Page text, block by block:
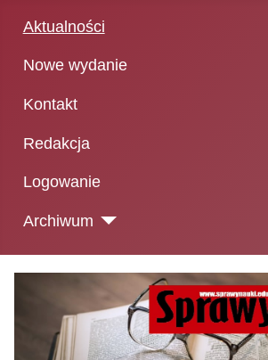
Aktualności
Nowe wydanie
Kontakt
Redakcja
Logowanie
Archiwum